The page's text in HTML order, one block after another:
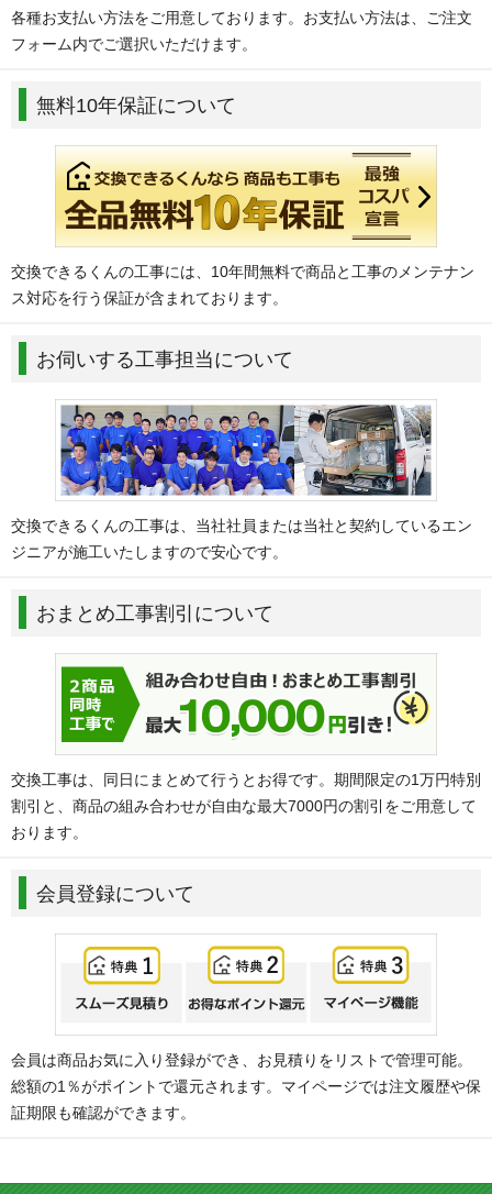
各種お支払い方法をご用意しております。お支払い方法は、ご注文
フォーム内でご選択いただけます。
無料10年保証について
交換できるくんの工事には、10年間無料で商品と工事のメンテナン
ス対応を行う保証が含まれております。
お伺いする工事担当について
交換できるくんの工事は、当社社員または当社と契約しているエン
ジニアが施工いたしますので安心です。
おまとめ工事割引について
交換工事は、同日にまとめて行うとお得です。期間限定の1万円特別
割引と、商品の組み合わせが自由な最大7000円の割引をご用意して
おります。
会員登録について
会員は商品お気に入り登録ができ、お見積りをリストで管理可能。
総額の1％がポイントで還元されます。マイページでは注文履歴や保
証期限も確認ができます。